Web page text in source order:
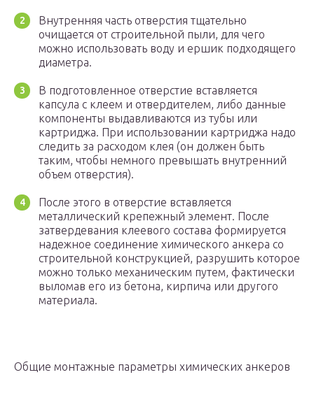
Внутренняя часть отверстия тщательно
очищается от строительной пыли, для чего
можно использовать воду и ершик подходящего
диаметра.
В подготовленное отверстие вставляется
капсула с клеем и отвердителем, либо данные
компоненты выдавливаются из тубы или
картриджа. При использовании картриджа надо
следить за расходом клея (он должен быть
таким, чтобы немного превышать внутренний
объем отверстия).
После этого в отверстие вставляется
металлический крепежный элемент. После
затвердевания клеевого состава формируется
надежное соединение химического анкера со
строительной конструкцией, разрушить которое
можно только механическим путем, фактически
выломав его из бетона, кирпича или другого
материала.
Общие монтажные параметры химических анкеров